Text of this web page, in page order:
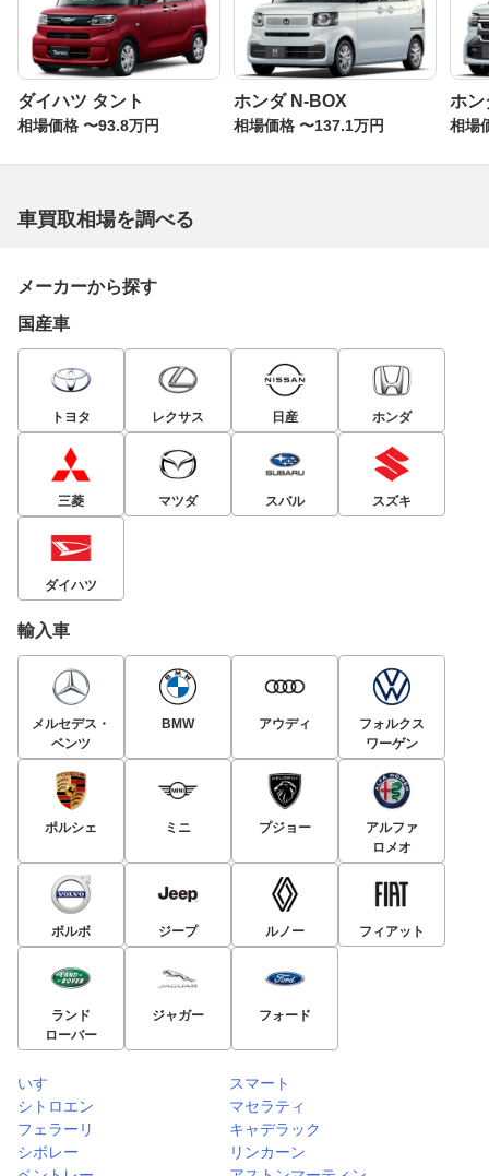
ダイハツ タント
相場価格 〜93.8万円
ホンダ N-BOX
相場価格 〜137.1万円
ホン
相場
車買取相場を調べる
メーカーから探す
国産車
トヨタ レクサス 日産 ホンダ
三菱 マツダ スバル スズキ
ダイハツ
輸入車
メルセデス・
ベンツ
BMW アウディ
フォルクス
ワーゲン
ポルシェ ミニ プジョー
アルファ
ロメオ
ボルボ ジープ ルノー フィアット
ランド
ローバー
ジャガー フォード
いすゞ
スマート
シトロエン
マセラティ
フェラーリ
キャデラック
シボレー
リンカーン